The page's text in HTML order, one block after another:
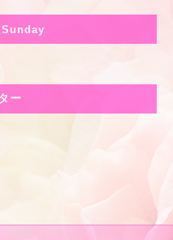
ー